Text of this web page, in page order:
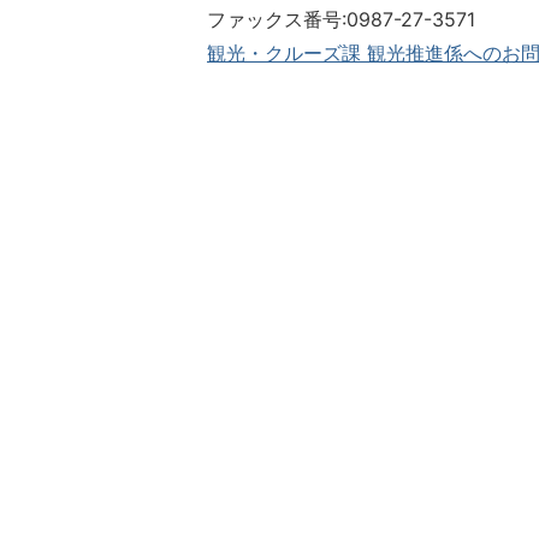
ファックス番号:0987-27-3571​​​​​​​
観光・クルーズ課 観光推進係へのお